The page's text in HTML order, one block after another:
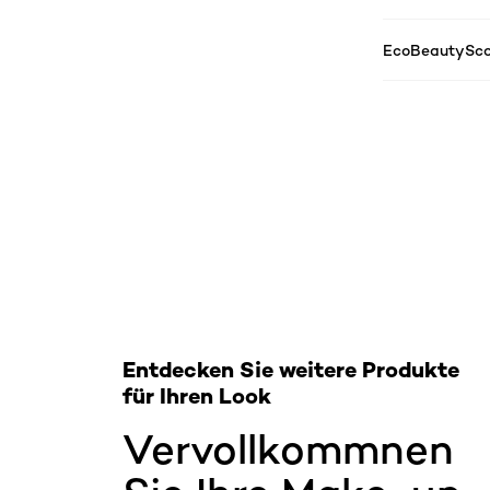
Vervollkommnen
Entdecken Sie weitere Produkte
für Ihren Look